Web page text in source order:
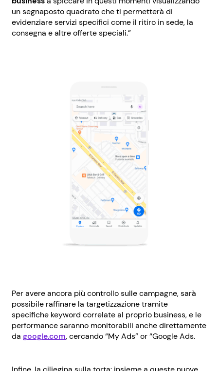
un segnaposto quadrato che ti permetterà di
evidenziare servizi specifici come il ritiro in sede, la
consegna e altre offerte speciali.”
Per avere ancora più controllo sulle campagne, sarà
possibile raffinare la targetizzazione tramite
specifiche keyword correlate al proprio business, e le
performance saranno monitorabili anche direttamente
da google.com, cercando “My Ads” or “Google Ads.